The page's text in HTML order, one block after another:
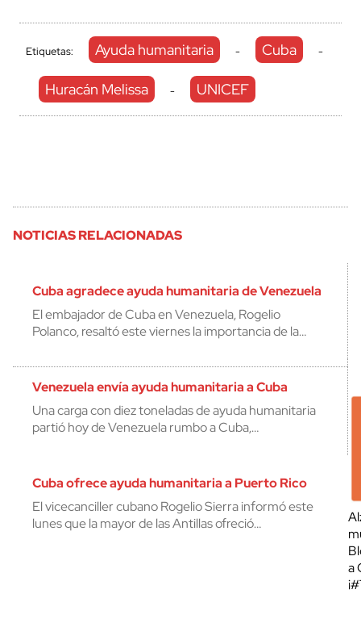
Etiquetas: Ayuda humanitaria - Cuba -
Huracán Melissa - UNICEF
NOTICIAS RELACIONADAS
Cuba agradece ayuda humanitaria de Venezuela
El embajador de Cuba en Venezuela, Rogelio
Polanco, resaltó este viernes la importancia de la…
Venezuela envía ayuda humanitaria a Cuba
Una carga con diez toneladas de ayuda humanitaria
partió hoy de Venezuela rumbo a Cuba,…
Cuba ofrece ayuda humanitaria a Puerto Rico
El vicecanciller cubano Rogelio Sierra informó este
lunes que la mayor de las Antillas ofreció…
a